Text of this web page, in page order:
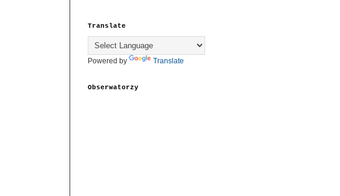
Translate
Powered by Translate
Obserwatorzy